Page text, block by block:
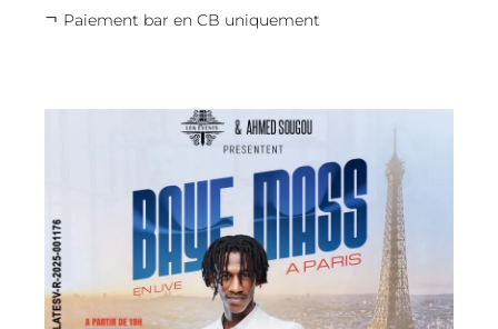
Paiement bar en CB uniquement